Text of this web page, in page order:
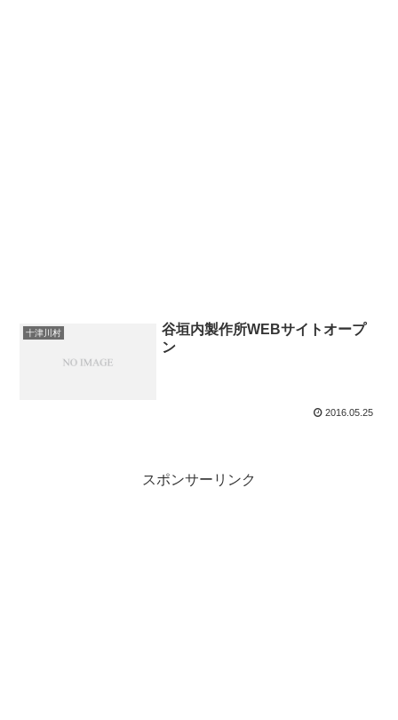
十津川村
谷垣内製作所WEBサイトオープ
ン
2016.05.25
スポンサーリンク